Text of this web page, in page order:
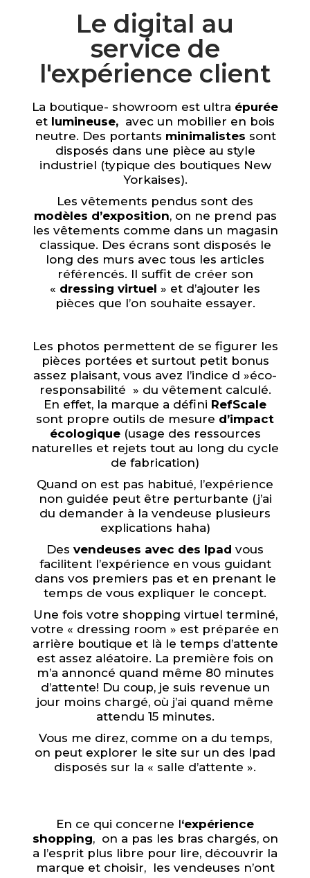
Le digital au
service de
l'expérience client
La boutique- showroom est ultra épurée
et lumineuse, avec un mobilier en bois
neutre. Des portants minimalistes sont
disposés dans une pièce au style
industriel (typique des boutiques New
Yorkaises).
Les vêtements pendus sont des
modèles d’exposition, on ne prend pas
les vêtements comme dans un magasin
classique. Des écrans sont disposés le
long des murs avec tous les articles
référencés. Il suffit de créer son
« dressing virtuel » et d’ajouter les
pièces que l’on souhaite essayer.
Les photos permettent de se figurer les
pièces portées et surtout petit bonus
assez plaisant, vous avez l’indice d »éco-
responsabilité » du vêtement calculé.
En effet, la marque a défini RefScale
sont propre outils de mesure d’impact
écologique(usage des ressources
naturelles et rejets tout au long du cycle
de fabrication)
Quand on est pas habitué, l’expérience
non guidée peut être perturbante (j’ai
du demander à la vendeuse plusieurs
explications haha)
Des vendeuses avec des Ipad vous
facilitent l’expérience en vous guidant
dans vos premiers pas et en prenant le
temps de vous expliquer le concept.
Une fois votre shopping virtuel terminé,
votre « dressing room » est préparée en
arrière boutique et là le temps d’attente
est assez aléatoire. La première fois on
m’a annoncé quand même 80 minutes
d’attente! Du coup, je suis revenue un
jour moins chargé, où j’ai quand même
attendu 15 minutes.
Vous me direz, comme on a du temps,
on peut explorer le site sur un des Ipad
disposés sur la « salle d’attente ».
En ce qui concerne l‘expérience
shopping, on a pas les bras chargés, on
a l’esprit plus libre pour lire, découvrir la
marque et choisir, les vendeuses n’ont